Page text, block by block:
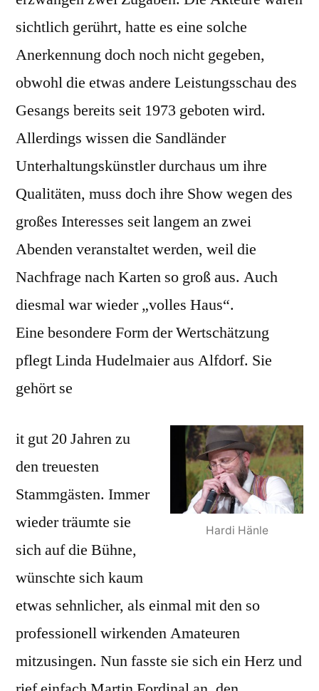
sichtlich gerührt, hatte es eine solche
Anerkennung doch noch nicht gegeben,
obwohl die etwas andere Leistungsschau des
Gesangs bereits seit 1973 geboten wird.
Allerdings wissen die Sandländer
Unterhaltungskünstler durchaus um ihre
Qualitäten, muss doch ihre Show wegen des
großes Interesses seit langem an zwei
Abenden veranstaltet werden, weil die
Nachfrage nach Karten so groß aus. Auch
diesmal war wieder „volles Haus“.
Eine besondere Form der Wertschätzung
pflegt Linda Hudelmaier aus Alfdorf. Sie
gehört se
Hardi Hänle
it gut 20 Jahren zu
den treuesten
Stammgästen. Immer
wieder träumte sie
sich auf die Bühne,
wünschte sich kaum
etwas sehnlicher, als einmal mit den so
professionell wirkenden Amateuren
mitzusingen. Nun fasste sie sich ein Herz und